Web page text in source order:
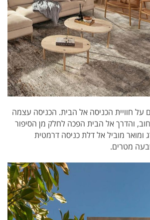
על חוויית הכניסה אל הבית. הכניסה עצמה
והדרך אל הבית הפכה לחלק מן הסיפור
ומואר מוביל אל דלת כניסה דרמטית
מטרים.